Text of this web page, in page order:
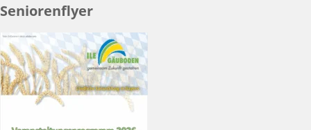
Seniorenflyer